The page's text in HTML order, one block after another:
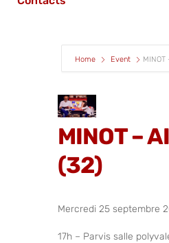
Home Event MINOT
MINOT –
(32)
Mercredi 25 septembre
17h – Parvis salle